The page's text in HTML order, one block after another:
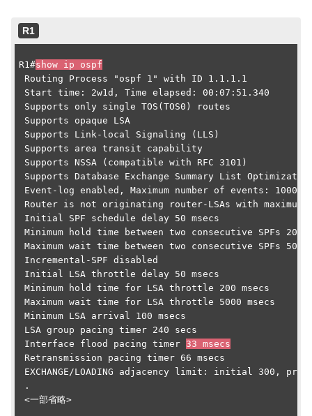
R1
R1#show ip ospf
Routing Process "ospf 1" with ID 1.1.1.1
Start time: 2w1d, Time elapsed: 00:07:51.340
Supports only single TOS(TOS0) routes
Supports opaque LSA
Supports Link-local Signaling (LLS)
Supports area transit capability
Supports NSSA (compatible with RFC 3101)
Supports Database Exchange Summary List
Event-log enabled, Maximum number of events: 1000,
Router is not originating router-LSAs with maximum
Initial SPF schedule delay 50 msecs
Minimum hold time between two consecutive SPFs 200
Maximum wait time between two consecutive SPFs 5000
Incremental-SPF disabled
Initial LSA throttle delay 50 msecs
Minimum hold time for LSA throttle 200 msecs
Maximum wait time for LSA throttle 5000 msecs
Minimum LSA arrival 100 msecs
LSA group pacing timer 240 secs
Interface flood pacing timer 33 msecs
Retransmission pacing timer 66 msecs
EXCHANGE/LOADING adjacency limit: initial 300,
.
<一部省略>